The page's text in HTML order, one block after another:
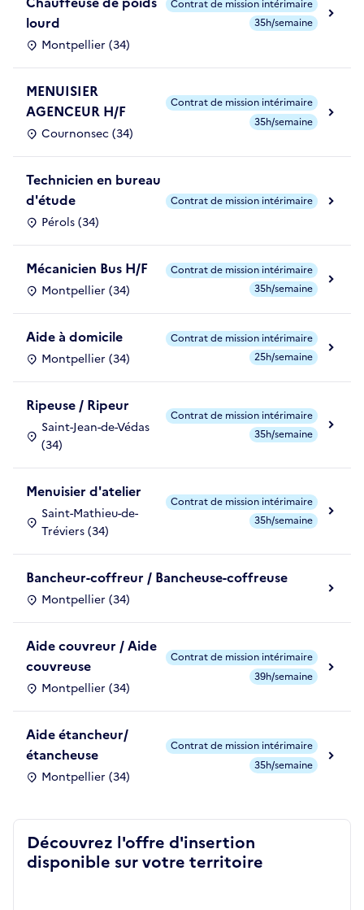
lourd
Montpellier (34)
Contrat de mission intérimaire
35h/semaine
MENUISIER
AGENCEUR H/F
Cournonsec (34)
Contrat de mission intérimaire
35h/semaine
Technicien en bureau
d'étude
Pérols (34)
Contrat de mission intérimaire
Mécanicien Bus H/F
Montpellier (34)
Contrat de mission intérimaire
35h/semaine
Aide à domicile
Montpellier (34)
Contrat de mission intérimaire
25h/semaine
Ripeuse / Ripeur
Saint-Jean-de-Védas
(34)
Contrat de mission intérimaire
35h/semaine
Menuisier d'atelier
Saint-Mathieu-de-
Tréviers (34)
Contrat de mission intérimaire
35h/semaine
Bancheur-coffreur / Bancheuse-coffreuse
Montpellier (34)
Aide couvreur / Aide
couvreuse
Montpellier (34)
Contrat de mission intérimaire
39h/semaine
Aide étancheur/
étancheuse
Montpellier (34)
Contrat de mission intérimaire
35h/semaine
Découvrez l'offre d'insertion
disponible sur votre territoire